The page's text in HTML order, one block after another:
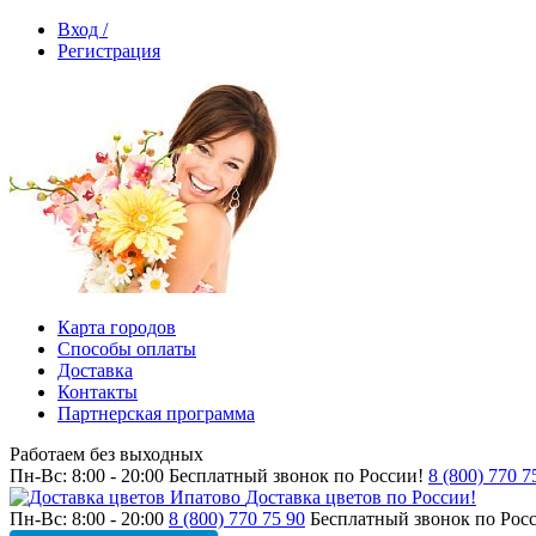
Вход /
Регистрация
Карта городов
Способы оплаты
Доставка
Контакты
Партнерская программа
Работаем без выходных
Пн-Вс: 8:00 - 20:00 Бесплатный звонок по России! 8 (800) 770
Доставка цветов по России!
Пн-Вс: 8:00 - 20:00 8 (800) 770 75 90 Бесплатный звонок по